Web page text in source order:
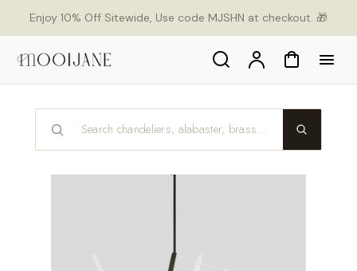
Enjoy 10% Off Sitewide, Use code MJSHN at checkout. 🎁
Search ComptePanier